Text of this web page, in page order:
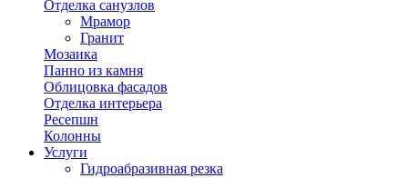
Отделка санузлов
Мрамор
Гранит
Мозаика
Панно из камня
Облицовка фасадов
Отделка интерьера
Ресепшн
Колонны
Услуги
Гидроабразивная резка